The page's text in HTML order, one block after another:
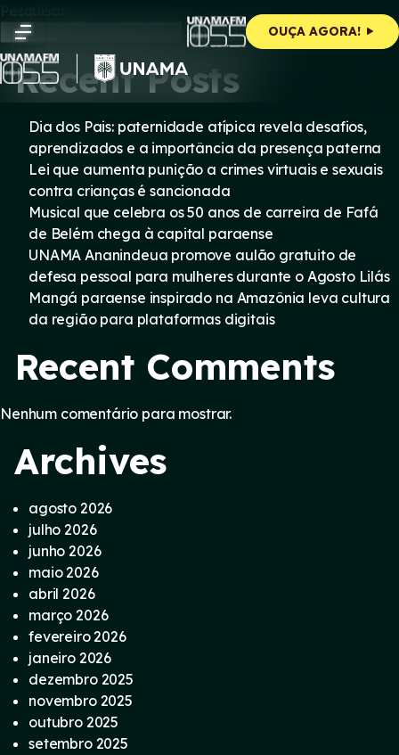
content
OUÇA AGORA!
Pesquisar
Pesquisar
Recent Posts
Dia dos Pais: paternidade atípica revela desafios,
aprendizados e a importância da presença paterna
Lei que aumenta punição a crimes virtuais e sexuais
contra crianças é sancionada
Musical que celebra os 50 anos de carreira de Fafá
de Belém chega à capital paraense
UNAMA Ananindeua promove aulão gratuito de
defesa pessoal para mulheres durante o Agosto Lilás
Mangá paraense inspirado na Amazônia leva cultura
da região para plataformas digitais
Recent Comments
Nenhum comentário para mostrar.
Archives
agosto 2026
julho 2026
junho 2026
maio 2026
abril 2026
março 2026
fevereiro 2026
janeiro 2026
dezembro 2025
novembro 2025
outubro 2025
setembro 2025